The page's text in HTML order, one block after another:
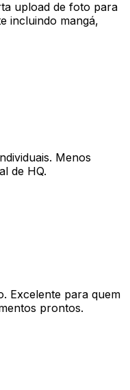
upload de foto para
incluindo mangá,
Menos
de HQ.
Excelente para quem
prontos.